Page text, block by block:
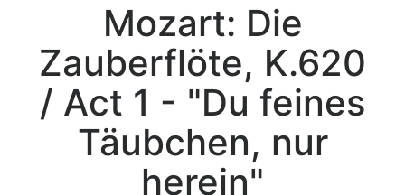
Mozart: Die
Zauberflöte, K.620
/ Act 1 - "Du feines
Täubchen, nur
herein"